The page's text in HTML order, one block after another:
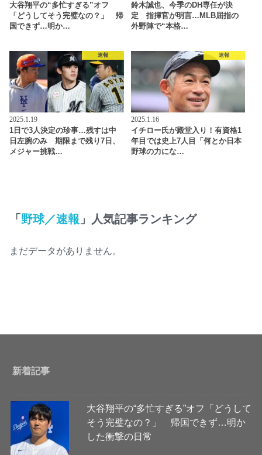
大谷翔平の“多忙すぎる”オフ
「どうしてそう完璧なの？」 帰
国できず…明か…
鈴木誠也、今季のDH専任が決
定 指揮官が明言…MLB屈指の
外野陣で“本格…
速報
2025.1.19
1日で3人決定の珍事…残すは中
日左腕のみ 期限まで残り7日、
メジャー挑戦…
速報
2025.1.16
イチロー氏が殿堂入り！有資格1
年目では史上7人目「何とか日本
野球の力にな…
「 野球／速報 」人気記事ランキング
まだデータがありません。
新着記事
大谷翔平の“多忙すぎる”オフ「どうして
そう完璧なの？」 帰国できず…明か
した衝撃の日常